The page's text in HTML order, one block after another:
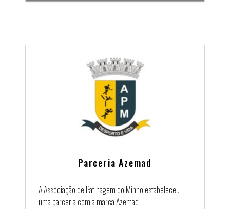
Parceria Azemad
A Associação de Patinagem do Minho estabeleceu
uma parceria com a marca Azemad